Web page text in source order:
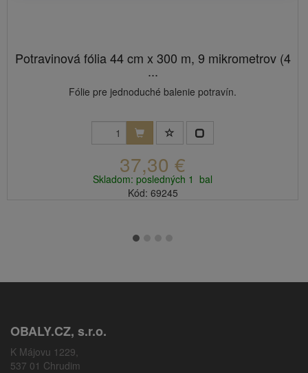
Potravinová fólia 44 cm x 300 m, 9 mikrometrov (4
...
Fólie pre jednoduché balenie potravín.
37,30 €
Skladom: posledných 1 bal
Kód: 69245
OBALY.CZ, s.r.o.
K Májovu 1229,
537 01 Chrudim